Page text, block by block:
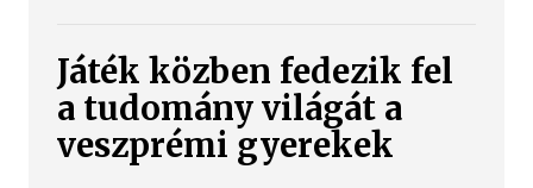
Játék közben fedezik fel
a tudomány világát a
veszprémi gyerekek